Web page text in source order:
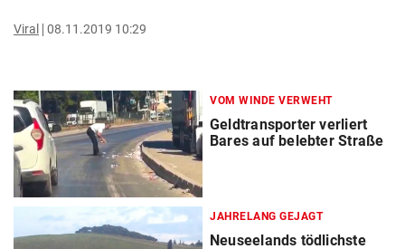
Viral 08.11.2019 10:29
VOM WINDE VERWEHT
Geldtransporter verliert
Bares auf belebter Straße
JAHRELANG GEJAGT
Neuseelands tödlichste